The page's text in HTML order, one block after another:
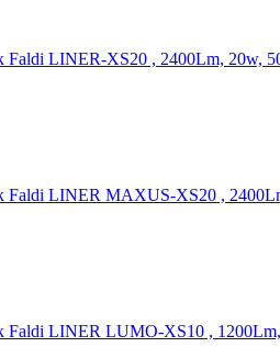
Faldi LINER-XS20 , 2400Lm, 20w,
Faldi LINER MAXUS-XS20 ,
Faldi LINER LUMO-XS10 ,